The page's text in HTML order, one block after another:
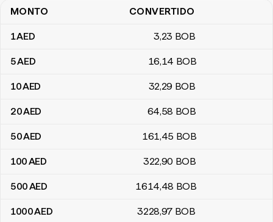
Tabla de conversión de dírhams de los Emiratos Árabes Unidos
MONTO CONVERTIDO
1AED 3,23 BOB
5AED 16,14 BOB
10AED 32,29 BOB
20AED 64,58 BOB
50AED 161,45 BOB
100AED 322,90 BOB
500AED 1614,48 BOB
1000AED 3228,97 BOB